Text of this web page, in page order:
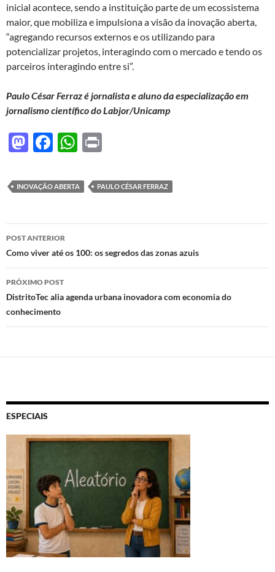
inicial acontece, sendo a instituição parte de um ecossistema
maior, que mobiliza e impulsiona a visão da inovação aberta,
“agregando recursos externos e os utilizando para
potencializar projetos, interagindo com o mercado e tendo os
parceiros interagindo entre si”.
Paulo César Ferraz é jornalista e aluno da especialização em
jornalismo científico do Labjor/Unicamp
M
to
d
o
n
F
e
b
o
o
k
W
at
s
A
p
nt
INOVAÇÃO ABERTA PAULO CÉSAR FERRAZ
Navegação
de
posts
POST ANTERIOR
Como viver até os 100: os segredos das zonas azuis
PRÓXIMO POST
DistritoTec alia agenda urbana inovadora com economia do
conhecimento
ESPECIAIS